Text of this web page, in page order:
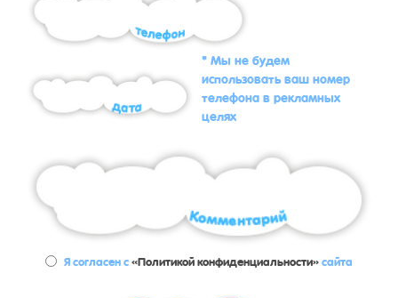
* Мы не будем
использовать ваш номер
телефона в рекламных
целях
Я согласен с«Политикой конфиденциальности»сайта